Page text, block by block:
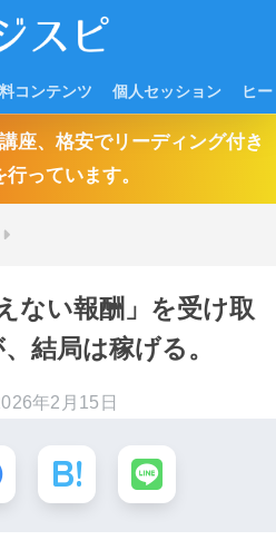
コンテンツ 個人セッション ヒ
座、格安でリーディング付き
っています。
ない報酬」を受け取
結局は稼げる。
年2月15日